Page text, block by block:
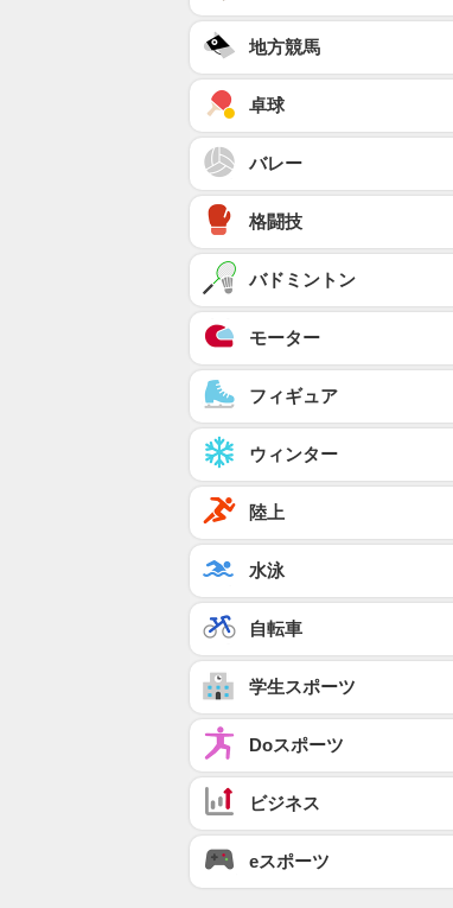
地方競馬
卓球
バレー
格闘技
バドミントン
モーター
フィギュア
ウィンター
陸上
水泳
自転車
学生スポーツ
Doスポーツ
ビジネス
eスポーツ